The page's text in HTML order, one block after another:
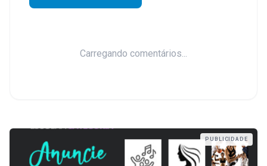
Carregando comentários...
PUBLICIDADE